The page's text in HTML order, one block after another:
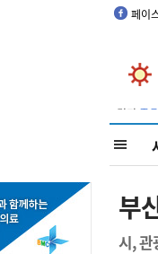
페이
부
시, 관